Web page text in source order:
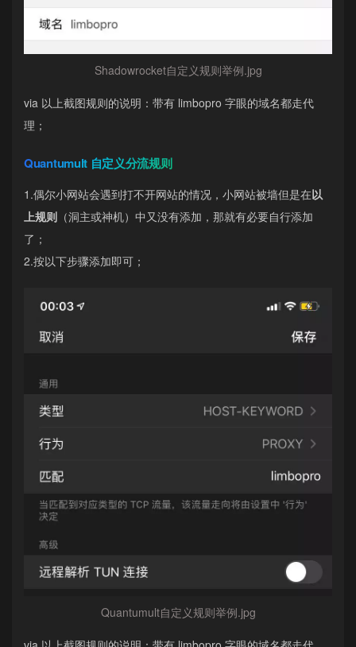
Shadowrocket自定义规则举例.jpg
via 以上截图规则的说明：带有 limbopro 字眼的域名都走代
理；
Quantumult 自定义分流规则
1.偶尔小网站会遇到打不开网站的情况，小网站被墙但是在以
上规则 （洞主或神机）中又没有添加，那就有必要自行添加
了；
2.按以下步骤添加即可；
Quantumult自定义规则举例.jpg